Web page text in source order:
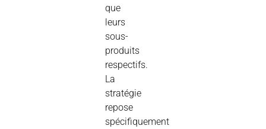
que
leurs
sous-
produits
respectifs.
La
stratégie
repose
spécifiquement